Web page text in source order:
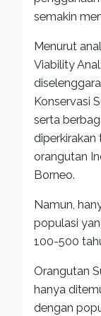
semakin
Menurut
Viability
Konservasi
serta
diperkirakan
orangutan
Borneo.
Namun,
populasi
100-500
Orangutan
hanya
dengan